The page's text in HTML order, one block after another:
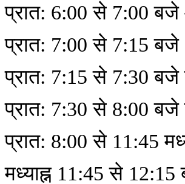
प्रात: 6:00 से 7:00 बजे
प्रात: 7:00 से 7:15 बजे
प्रात: 7:15 से 7:30 बजे
प्रात: 7:30 से 8:00 बजे
प्रात: 8:00 से 11:45
मध्याह्न 11:45 से